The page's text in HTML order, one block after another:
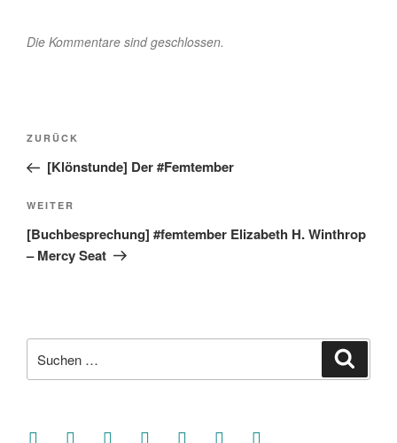
Die Kommentare sind geschlossen.
Beitragsnavigation
Vorheriger
Beitrag
ZURÜCK
[Klönstunde] Der #Femtember
Nächster
Beitrag
WEITER
[Buchbesprechung] #femtember Elizabeth H. Winthrop
– Mercy Seat
nach:
facebooksoundcloud
twitter mastodoninstagramthreads goodreads